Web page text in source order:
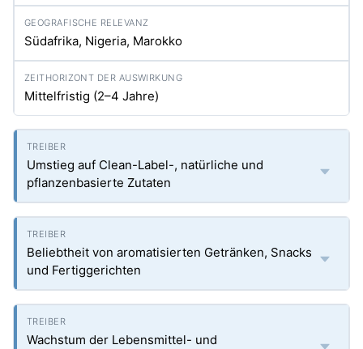
Südafrika, Nigeria, Marokko
Mittelfristig (2–4 Jahre)
Umstieg auf Clean-Label-, natürliche und
pflanzenbasierte Zutaten
Beliebtheit von aromatisierten Getränken, Snacks
und Fertiggerichten
Wachstum der Lebensmittel- und